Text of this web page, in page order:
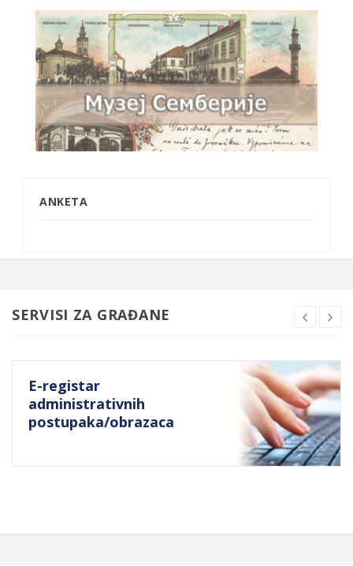
ANKETA
SERVISI ZA GRAĐANE
E-registar
administrativnih
postupaka/obrazaca